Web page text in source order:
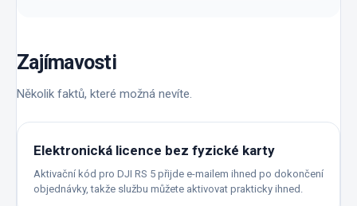
Zajímavosti
Několik faktů, které možná nevíte.
Elektronická licence bez fyzické karty
Aktivační kód pro DJI RS 5 přijde e-mailem ihned po dokončení
objednávky, takže službu můžete aktivovat prakticky ihned.